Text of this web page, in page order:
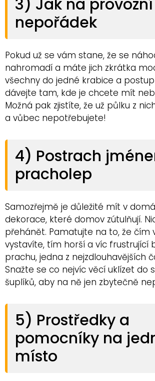
3) Jak na provozní
nepořádek
Pokud už se vám stane, že se
nahromadí a máte jich zkrátka
všechny do jedné krabice a
dávejte tam, kde je chcete mít
Možná pak zjistíte, že už půlku z
a vůbec nepotřebujete!
4) Postrach
pracholep
Samozřejmě je důležité mít v
dekorace, které domov zútulňují.
přehánět. Pamatujte na to, že čím
vystavíte, tím horší a víc frustrující
prachu, jedna z nejzdlouhavějších
Snažte se co nejvíc věcí uklízet do
šuplíků, aby na ně jen zbytečně
5) Prostředky a
pomocníky na
místo